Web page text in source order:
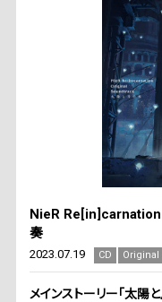
NieR
奏
2023.07.19 CD
メインストーリー「太陽